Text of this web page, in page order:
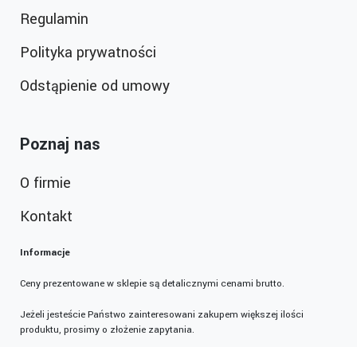
Regulamin
Polityka prywatności
Odstąpienie od umowy
Poznaj nas
O firmie
Kontakt
Informacje
Ceny prezentowane w sklepie są detalicznymi cenami brutto.
Jeżeli jesteście Państwo zainteresowani zakupem większej ilości
produktu, prosimy o złożenie zapytania.